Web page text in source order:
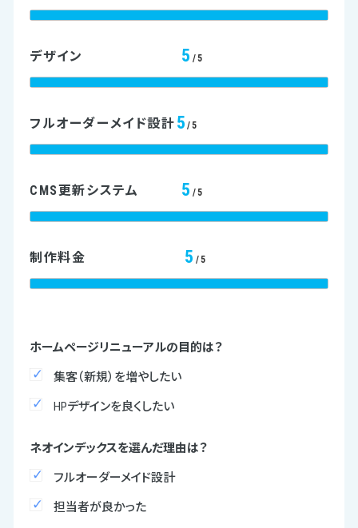
デザイン 5 /5
フルオーダーメイド設計 5 /5
CMS更新システム 5 /5
制作料金 5 /5
ホームページリニューアルの目的は？
集客（新規）を増やしたい
HPデザインを良くしたい
ネオインデックスを選んだ理由は？
フルオーダーメイド設計
担当者が良かった